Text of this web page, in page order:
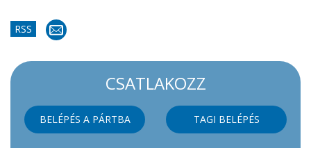
RSS
CSATLAKOZZ
BELÉPÉS A PÁRTBA TAGI BELÉPÉS